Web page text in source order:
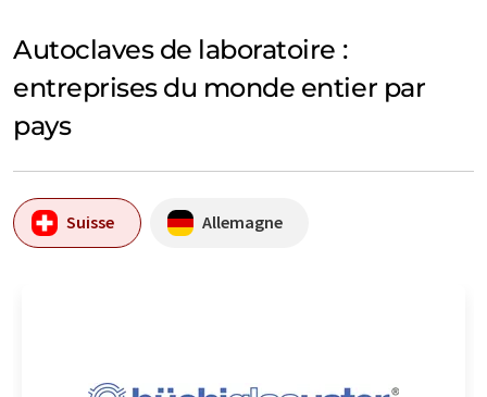
Autoclaves de laboratoire :
entreprises du monde entier par
pays
Suisse Allemagne